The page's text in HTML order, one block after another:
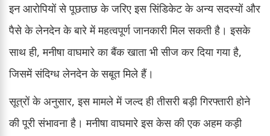
इन आरोपियों से पूछताछ के जरिए इस सिंडिकेट के अन्य सदस्यों और
पैसे के लेनदेन के बारे में महत्वपूर्ण जानकारी मिल सकती है। इसके
साथ ही, मनीषा वाघमारे का बैंक खाता भी सीज कर दिया गया है,
जिसमें संदिग्ध लेनदेन के सबूत मिले हैं।
सूत्रों के अनुसार, इस मामले में जल्द ही तीसरी बड़ी गिरफ्तारी होने
की पूरी संभावना है। मनीषा वाघमारे इस केस की एक अहम कड़ी